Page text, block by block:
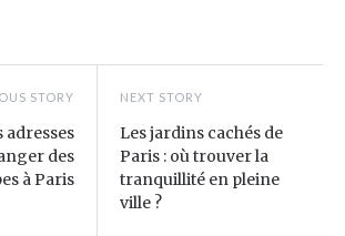
STORY
adresses
des
à Paris
NEXT STORY
Les jardins cachés de
Paris : où trouver la
tranquillité en pleine
ville ?